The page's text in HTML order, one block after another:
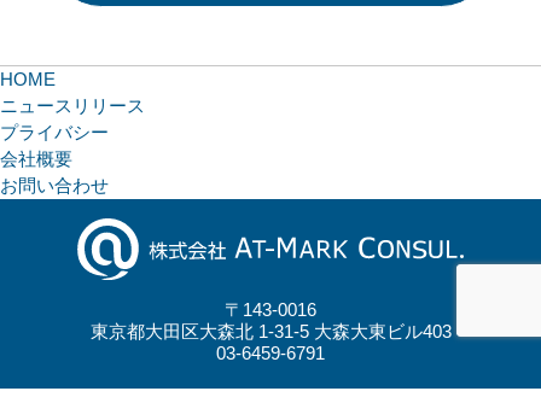
HOME
ニュースリリース
プライバシー
会社概要
お問い合わせ
〒143-0016
東京都大田区大森北 1-31-5 大森大東ビル403
03-6459-6791